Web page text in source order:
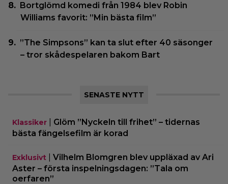
Bortglömd komedi från 1984 blev Robin
Williams favorit: ”Min bästa film”
”The Simpsons” kan ta slut efter 40 säsonger
– tror skådespelaren bakom Bart
SENASTE NYTT
Klassiker
Glöm ”Nyckeln till frihet” – tidernas
bästa fängelsefilm är korad
Exklusivt
Vilhelm Blomgren blev uppläxad av Ari
Aster – första inspelningsdagen: ”Tala om
oerfaren”